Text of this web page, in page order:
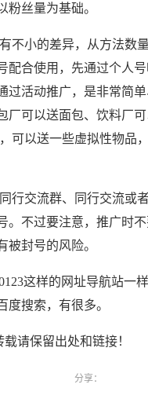
丝量为基础。
不小的差异，从方法数量
配合使用，先通​过个人
过活动推广，是非常简
厂可以送面包、饮料厂
可以送一些虚拟性物品
行交流群、同行交流或
。不过要注意，推广时
封号的风险。
这样的网址导航站一
搜索，有很多。
请保留出处和链接！
分享：